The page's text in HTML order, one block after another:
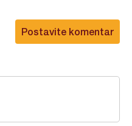
Postavite komentar